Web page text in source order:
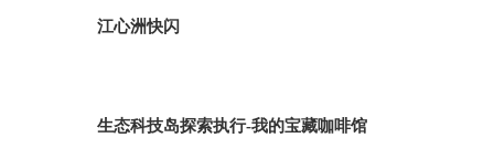
江心洲快闪
生态科技岛探索执行-我的宝藏咖啡馆